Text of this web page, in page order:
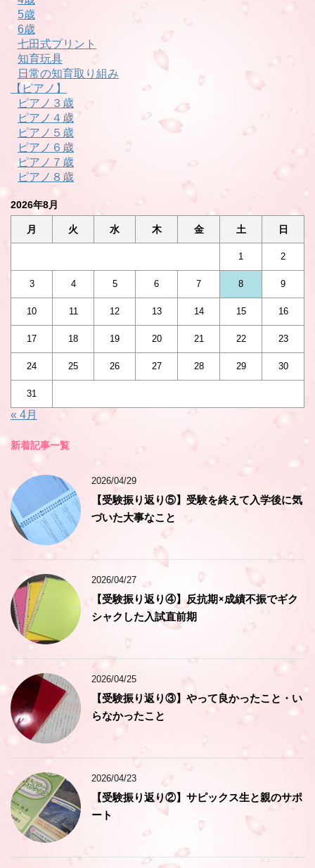
5歳
6歳
七田式プリント
知育玩具
日常の知育取り組み
【ピアノ】
ピアノ３歳
ピアノ４歳
ピアノ５歳
ピアノ６歳
ピアノ７歳
ピアノ８歳
2026年8月
月 火 水 木 金 土 日
1 2
3 4 5 6 7 8 9
10 11 12 13 14 15 16
17 18 19 20 21 22 23
24 25 26 27 28 29 30
31
« 4月
新着記事一覧
2026/04/29
【受験振り返り⑤】受験を終えて入学後に気
づいた大事なこと
2026/04/27
【受験振り返り④】反抗期×成績不振でギク
シャクした入試直前期
2026/04/25
【受験振り返り③】やって良かったこと・い
らなかったこと
2026/04/23
【受験振り返り②】サピックス生と親のサポ
ート